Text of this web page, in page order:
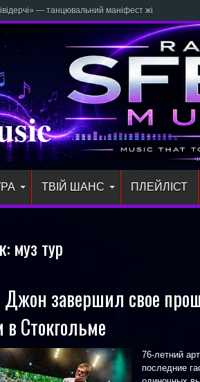
— танцювальний маніфест жіночої сили
ТВІЙ ШАНС ПЛЕЙЛIСТ
муз тур
завершил свое
в Стокгольме
76-летний
последние